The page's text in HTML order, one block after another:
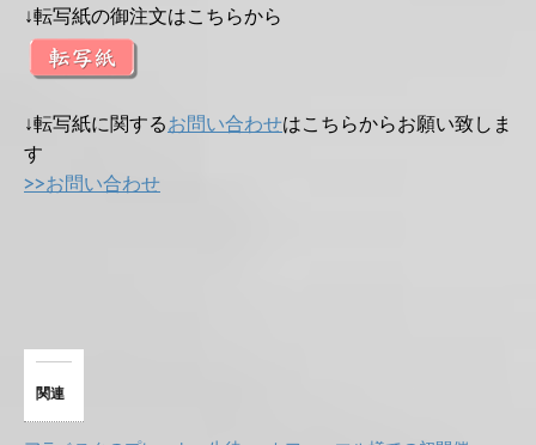
↓転写紙の御注文はこちらから
↓転写紙に関するお問い合わせはこちらからお願い致しま
す
>>お問い合わせ
関連